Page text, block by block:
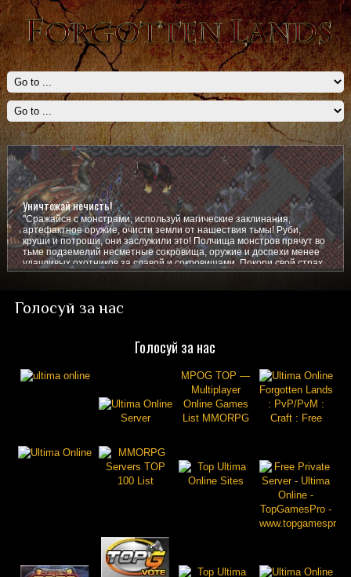
Уничтожай нечисть!
"Сражайся с монстрами, используй магические заклинания,
артефактное оружие, очисти земли от нашествия тьмы! Руби,
круши и потроши, они заслужили это! Полчища монстров прячут во
тьме подземелий несметные сокровища, оружие и доспехи менее
удачливых охотников за славой и сокровищами. Покори свой страх,
покажи им кто тут главный!
Голосуй за нас
Голосуй за нас
MPOG TOP —
Multiplayer
Online Games
List MMORPG